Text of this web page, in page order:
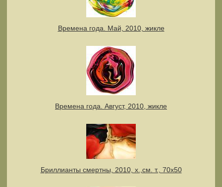
Времена года. Май, 2010, жикле
Времена года. Август, 2010, жикле
Бриллианты смертны, 2010, х.,см. т., 70х50